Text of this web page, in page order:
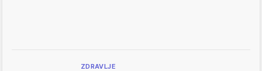
ZDRAVLJE